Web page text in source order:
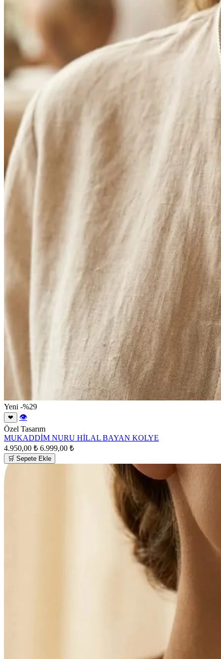
Yeni -%29
❤
👁
Özel Tasarım
MUKADDİM NURU HİLAL BAYAN KOLYE
4.950,00 ₺ 6.999,00 ₺
🛒 Sepete Ekle